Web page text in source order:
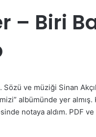
– Biri
ve müziği Sinan
albümünde yer
notaya aldım. PDF